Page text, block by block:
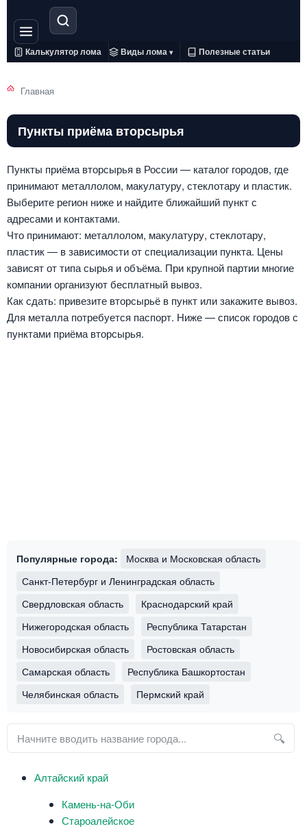
Калькулятор лома Виды лома ▾ Полезные статьи
Главная
Пункты приёма вторсырья
Пункты приёма вторсырья в России — каталог городов, где
принимают металлолом, макулатуру, стеклотару и пластик.
Выберите регион ниже и найдите ближайший пункт с
адресами и контактами.
Что принимают: металлолом, макулатуру, стеклотару,
пластик — в зависимости от специализации пункта. Цены
зависят от типа сырья и объёма. При крупной партии многие
компании организуют бесплатный вывоз.
Как сдать: привезите вторсырьё в пункт или закажите вывоз.
Для металла потребуется паспорт. Ниже — список городов с
пунктами приёма вторсырья.
Популярные города:
Москва и Московская область
Санкт-Петербург и Ленинградская область
Свердловская область
Краснодарский край
Нижегородская область
Республика Татарстан
Новосибирская область
Ростовская область
Самарская область
Республика Башкортостан
Челябинская область
Пермский край
города
🔍
Алтайский край
Камень-на-Оби
Староалейское